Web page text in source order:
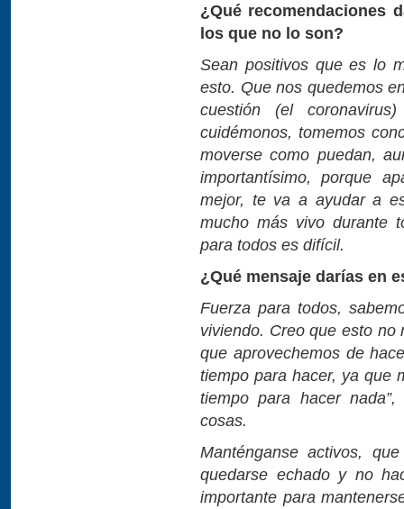
¿Qué recomendaciones
los que no lo son?
Sean positivos que es lo
esto. Que nos quedemos
cuestión (el
cuidémonos, tomemos
moverse como puedan,
importantísimo, porque
mejor, te va a ayudar a
mucho más vivo durante
para todos es difícil.
¿Qué mensaje darías en
Fuerza para todos,
viviendo. Creo que esto
que aprovechemos de
tiempo para hacer, ya que
tiempo para hacer
cosas.
Manténganse activos,
quedarse echado y no
importante para